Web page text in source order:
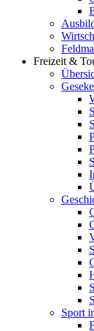
Freizeit &
Sport